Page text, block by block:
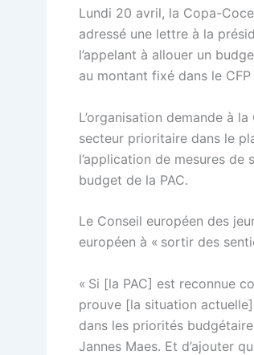
Lundi 20 avril, la Copa-
adressé une lettre à la
l’appelant à allouer un
au montant fixé dans le
L’organisation demande à
secteur prioritaire dans le
l’application de mesures
budget de la PAC.
Le Conseil européen des
européen à « sortir des
« Si [la PAC] est reconnue
prouve [la situation
dans les priorités
Jannes Maes. Et d’ajouter